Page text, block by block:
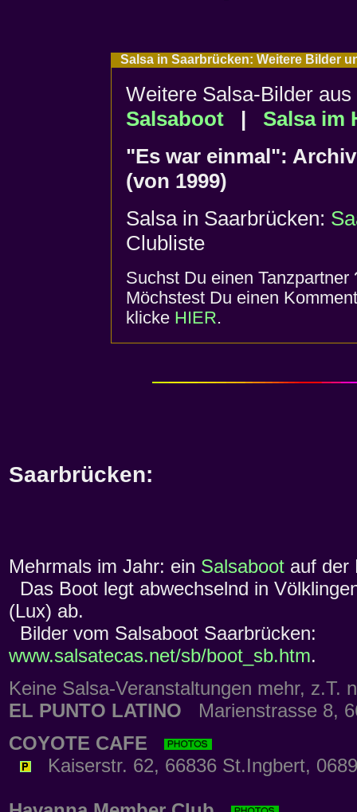
Salsa in Saarbrücken: Weitere Bilder
Weitere Salsa-Bilder
Salsaboot | Salsa im
"Es war einmal":
(von 1999)
Salsa in Saarbrücken:
Clubliste
Suchst Du einen
Möchstest Du einen
klicke HIER.
Saarbrücken:
Mehrmals im Jahr: ein Salsaboot auf
Das Boot legt abwechselnd in
(Lux) ab.
Bilder vom Salsaboot Saarbrücken:
www.salsatecas.net/sb/boot_sb.htm.
Keine Salsa-Veranstaltungen mehr, z.T.
EL PUNTO LATINO Marienstrasse 8,
COYOTE CAFE
Kaiserstr. 62, 66836 St.Ingbert,